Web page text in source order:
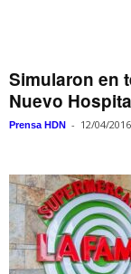
Simularon en
Nuevo
Prensa HDN - 12/04/2016